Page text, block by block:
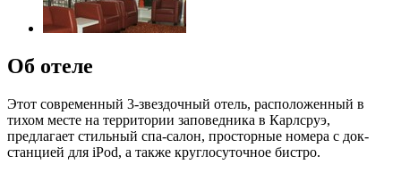
Об отеле
Этот современный 3-звездочный отель, расположенный в
тихом месте на территории заповедника в Карлсруэ,
предлагает стильный спа-салон, просторные номера с док-
станцией для iPod, а также круглосуточное бистро.